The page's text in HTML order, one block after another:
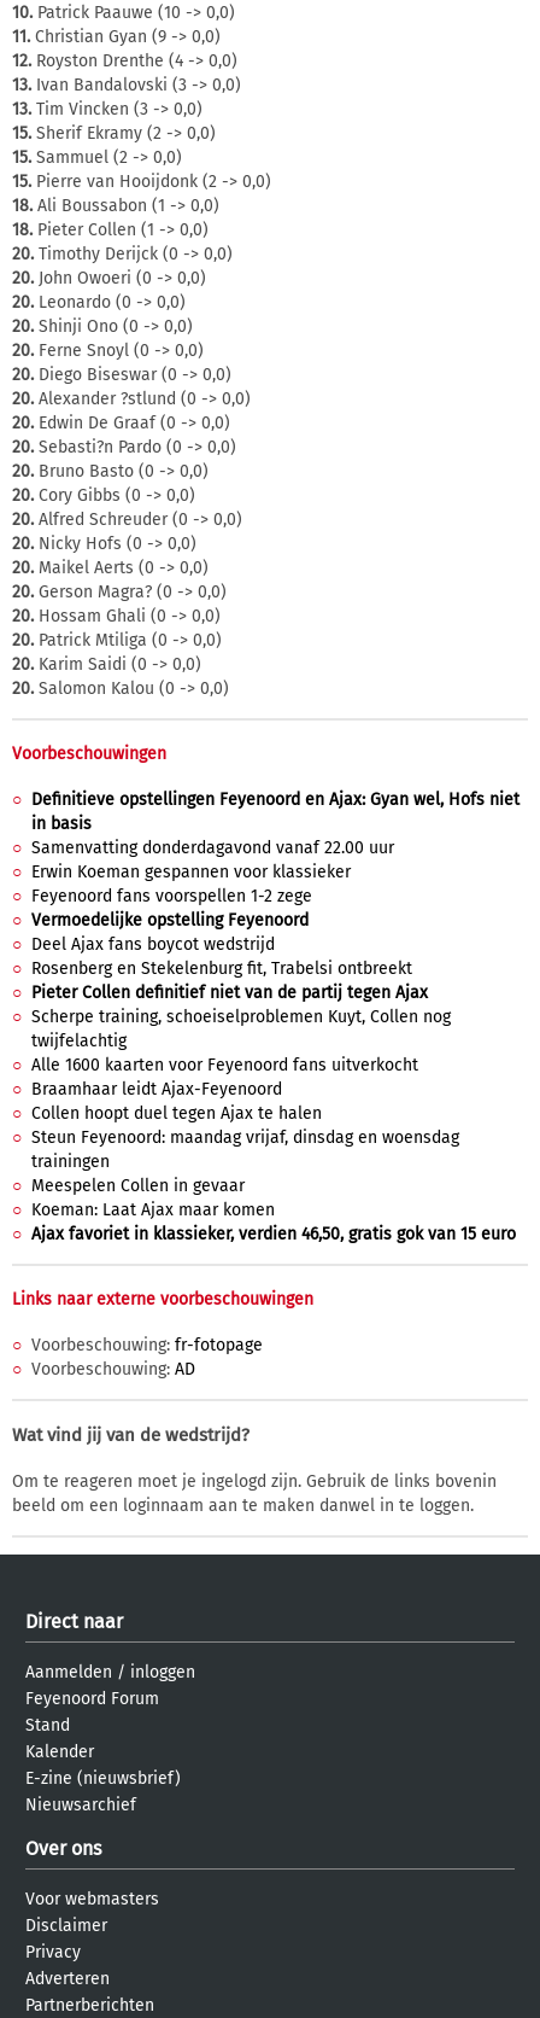
10.Patrick Paauwe (10 -> 0,0)
11.Christian Gyan (9 -> 0,0)
12.Royston Drenthe (4 -> 0,0)
13.Ivan Bandalovski (3 -> 0,0)
13.Tim Vincken (3 -> 0,0)
15.Sherif Ekramy (2 -> 0,0)
15.Sammuel (2 -> 0,0)
15.Pierre van Hooijdonk (2 -> 0,0)
18.Ali Boussabon (1 -> 0,0)
18.Pieter Collen (1 -> 0,0)
20.Timothy Derijck (0 -> 0,0)
20.John Owoeri (0 -> 0,0)
20.Leonardo (0 -> 0,0)
20.Shinji Ono (0 -> 0,0)
20.Ferne Snoyl (0 -> 0,0)
20.Diego Biseswar (0 -> 0,0)
20.Alexander ?stlund (0 -> 0,0)
20.Edwin De Graaf (0 -> 0,0)
20.Sebasti?n Pardo (0 -> 0,0)
20.Bruno Basto (0 -> 0,0)
20.Cory Gibbs (0 -> 0,0)
20.Alfred Schreuder (0 -> 0,0)
20.Nicky Hofs (0 -> 0,0)
20.Maikel Aerts (0 -> 0,0)
20.Gerson Magra? (0 -> 0,0)
20.Hossam Ghali (0 -> 0,0)
20.Patrick Mtiliga (0 -> 0,0)
20.Karim Saidi (0 -> 0,0)
20.Salomon Kalou (0 -> 0,0)
Voorbeschouwingen
Definitieve opstellingen Feyenoord en Ajax: Gyan wel, Hofs niet
in basis
Samenvatting donderdagavond vanaf 22.00 uur
Erwin Koeman gespannen voor klassieker
Feyenoord fans voorspellen 1-2 zege
Vermoedelijke opstelling Feyenoord
Deel Ajax fans boycot wedstrijd
Rosenberg en Stekelenburg fit, Trabelsi ontbreekt
Pieter Collen definitief niet van de partij tegen Ajax
Scherpe training, schoeiselproblemen Kuyt, Collen nog
twijfelachtig
Alle 1600 kaarten voor Feyenoord fans uitverkocht
Braamhaar leidt Ajax-Feyenoord
Collen hoopt duel tegen Ajax te halen
Steun Feyenoord: maandag vrijaf, dinsdag en woensdag
trainingen
Meespelen Collen in gevaar
Koeman: Laat Ajax maar komen
Ajax favoriet in klassieker, verdien 46,50, gratis gok van 15 euro
Links naar externe voorbeschouwingen
Voorbeschouwing: fr-fotopage
Voorbeschouwing: AD
Wat vind jij van de wedstrijd?
Om te reageren moet je ingelogd zijn. Gebruik de links bovenin
beeld om een loginnaam aan te maken danwel in te loggen.
Direct naar
Aanmelden / inloggen
Feyenoord Forum
Stand
Kalender
E-zine (nieuwsbrief)
Nieuwsarchief
Over ons
Voor webmasters
Disclaimer
Privacy
Adverteren
Partnerberichten